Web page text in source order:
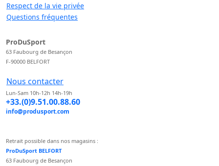
Respect de la vie privée
Questions fréquentes
ProDuSport
63 Faubourg de Besançon
F-90000 BELFORT
Nous contacter
Lun-Sam 10h-12h 14h-19h
+33.(0)9.51.00.88.60
info@produsport.com
Retrait possible dans nos magasins :
ProDuSport BELFORT
63 Faubourg de Besançon